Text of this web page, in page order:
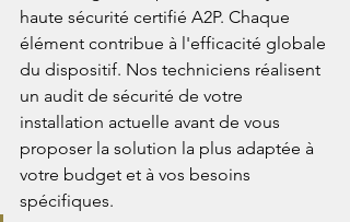
haute sécurité certifié A2P. Chaque
élément contribue à l'efficacité globale
du dispositif. Nos techniciens réalisent
un audit de sécurité de votre
installation actuelle avant de vous
proposer la solution la plus adaptée à
votre budget et à vos besoins
spécifiques.